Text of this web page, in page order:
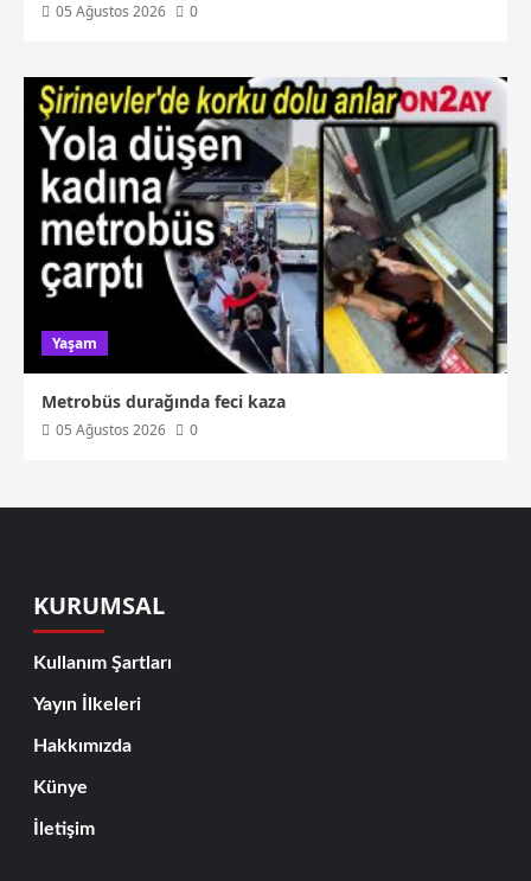
05 Ağustos 2026 0
Yaşam
Metrobüs durağında feci kaza
05 Ağustos 2026 0
KURUMSAL
Kullanım Şartları
Yayın İlkeleri
Hakkımızda
Künye
İletişim